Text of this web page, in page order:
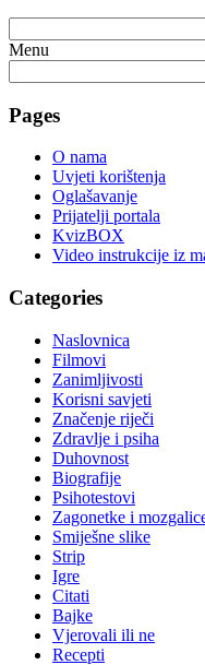
Menu
Pages
O nama
Uvjeti korištenja
Oglašavanje
Prijatelji portala
KvizBOX
Video instrukcije iz
Categories
Naslovnica
Filmovi
Zanimljivosti
Korisni savjeti
Značenje riječi
Zdravlje i psiha
Duhovnost
Biografije
Psihotestovi
Zagonetke i
Smiješne slike
Strip
Igre
Citati
Bajke
Vjerovali ili ne
Recepti